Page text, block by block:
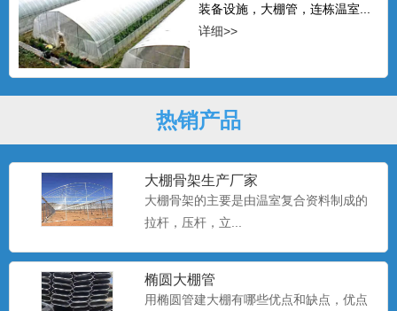
装备设施，大棚管，连栋温室...
详细>>
热销产品
大棚骨架生产厂家
大棚骨架的主要是由温室复合资料制成的
拉杆，压杆，立...
椭圆大棚管
用椭圆管建大棚有哪些优点和缺点，优点